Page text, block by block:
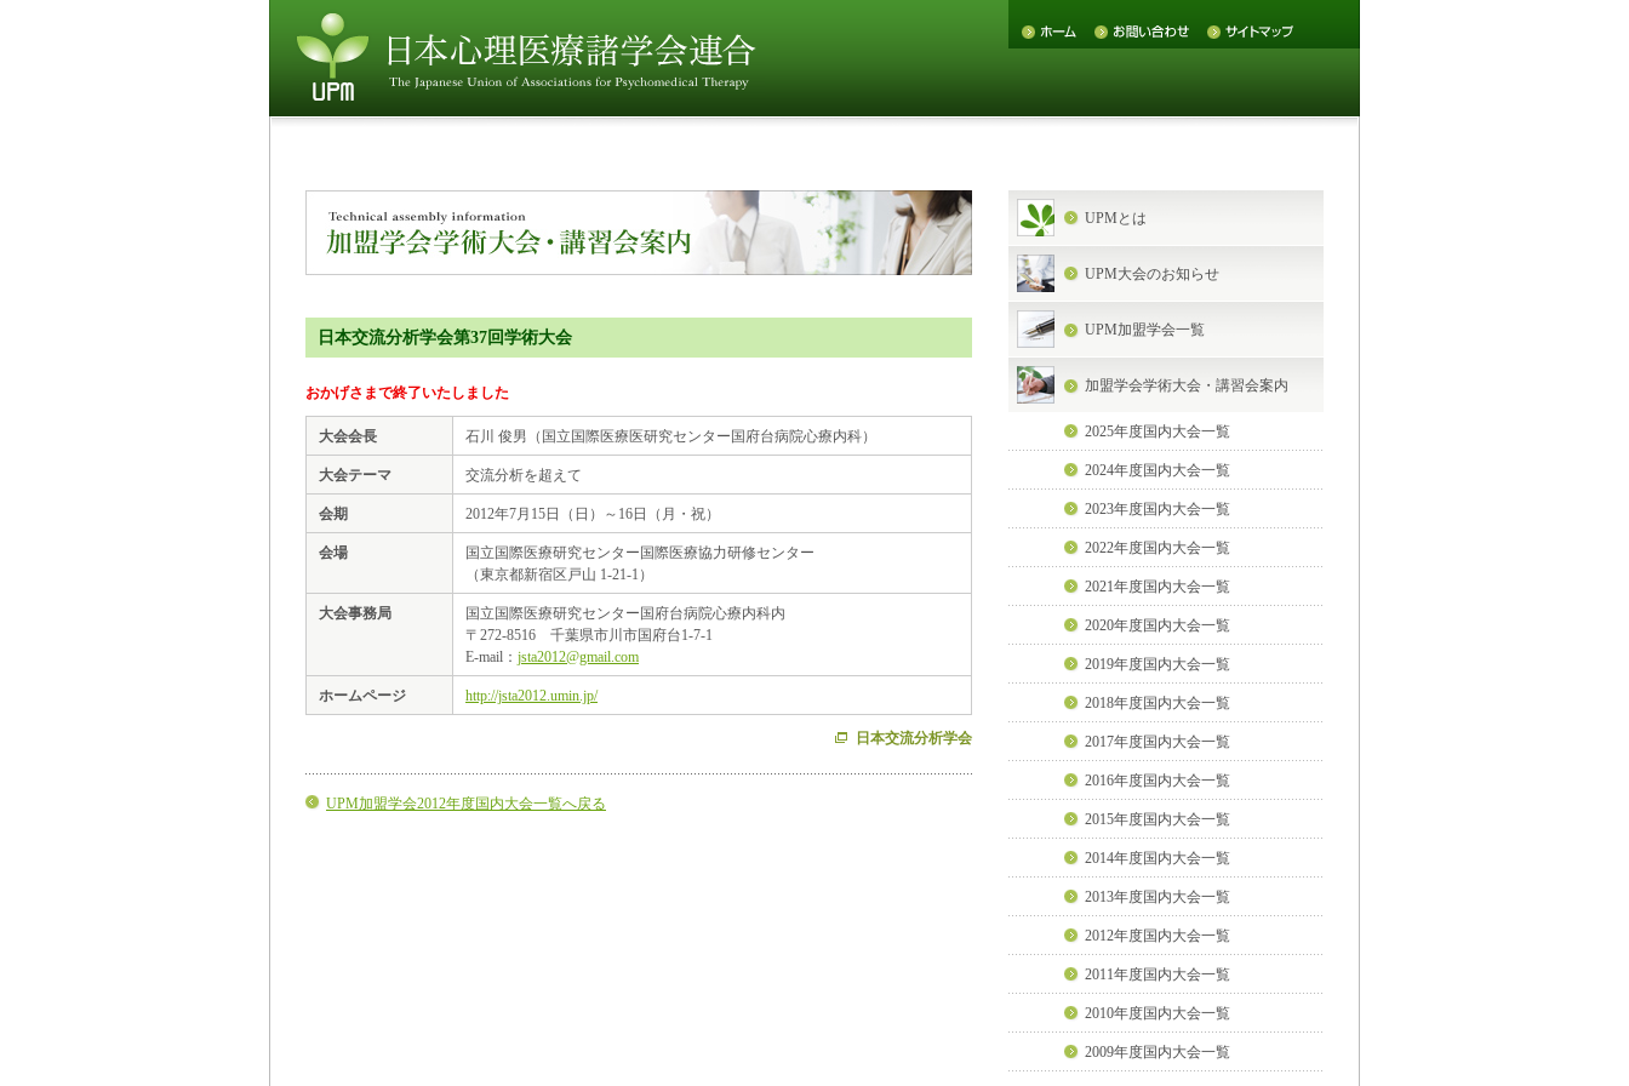
日本交流分析学会第37回学術大会
おかげさまで終了いたしました
大会会長 石川 俊男（国立国際医療医研究センター国府台病院心療内科）
大会テーマ 交流分析を超えて
会期 2012年7月15日（日）～16日（月・祝）
会場
国立国際医療研究センター国際医療協力研修センター
（東京都新宿区戸山 1-21-1）
大会事務局
国立国際医療研究センター国府台病院心療内科内
〒272‐8516 千葉県市川市国府台1-7-1
E-mail： jsta2012@gmail.com
ホームページ http://jsta2012.umin.jp/
日本交流分析学会
UPM加盟学会2012年度国内大会一覧へ戻る
UPMとは
UPM大会のお知らせ
UPM加盟学会一覧
加盟学会学術大会・講習会案内
2025年度国内大会一覧
2024年度国内大会一覧
2023年度国内大会一覧
2022年度国内大会一覧
2021年度国内大会一覧
2020年度国内大会一覧
2019年度国内大会一覧
2018年度国内大会一覧
2017年度国内大会一覧
2016年度国内大会一覧
2015年度国内大会一覧
2014年度国内大会一覧
2013年度国内大会一覧
2012年度国内大会一覧
2011年度国内大会一覧
2010年度国内大会一覧
2009年度国内大会一覧